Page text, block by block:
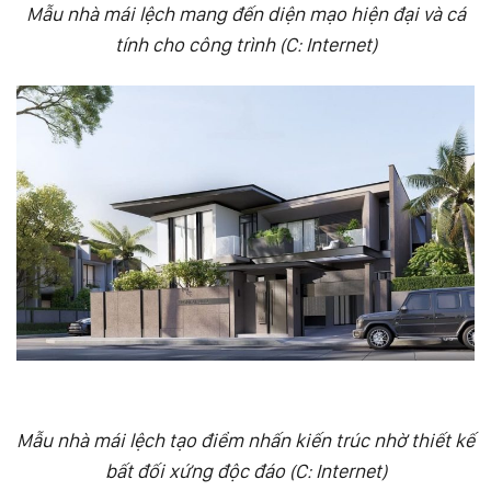
Mẫu nhà mái lệch mang đến diện mạo hiện đại và cá
tính cho công trình (C: Internet)
Mẫu nhà mái lệch tạo điểm nhấn kiến trúc nhờ thiết kế
bất đối xứng độc đáo (C: Internet)